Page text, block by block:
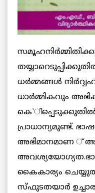
ധര്‍മ്മങ്ങള്‍
ധാര്‍മ്മികവും
പ്രാധാന്യമുണ്ട്.
അഭിമാനമാണ
കൈകാര്യം
സ്ഫുടതയാര്‍